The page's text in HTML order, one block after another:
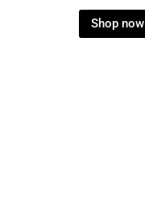
Shop now